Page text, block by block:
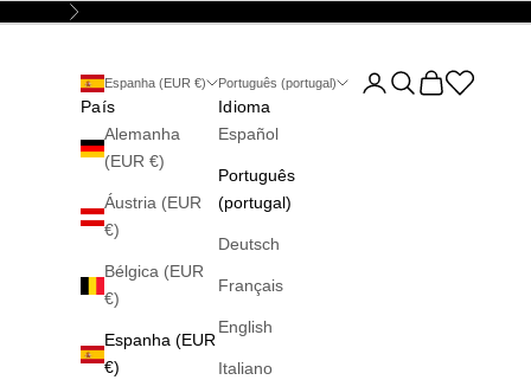
Seguinte
Espanha (EUR €)
País
Alemanha
(EUR €)
Áustria (EUR
€)
Bélgica (EUR
€)
Espanha (EUR
€)
Português (portugal)
Idioma
Español
Português
(portugal)
Deutsch
Français
English
Italiano
Abrir página da conta
Abrir pesquisa
Abrir carrinho
Abrir la